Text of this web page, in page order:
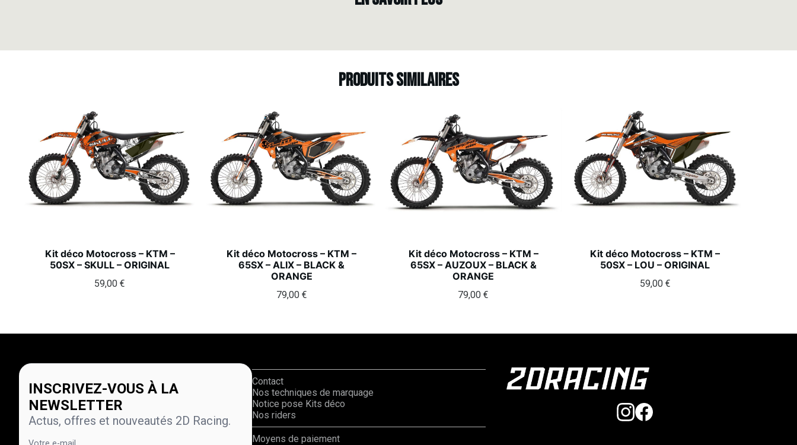
FANTIC
Produits similaires
Kit déco Motocross – KTM –
50SX – SKULL – ORIGINAL
59,00€
Kit déco Motocross – KTM –
65SX – ALIX – BLACK &
ORANGE
79,00 €
Kit déco Motocross – KTM –
65SX – AUZOUX – BLACK &
ORANGE
79,00€
Kit déco Motocross – KTM –
50SX – LOU – ORIGINAL
59,00 €
INSCRIVEZ-VOUS À LA
NEWSLETTER
Actus, offres et nouveautés 2D Racing.
Contact
Nos techniques de marquage
Notice pose Kits déco
Nos riders
Moyens de paiement